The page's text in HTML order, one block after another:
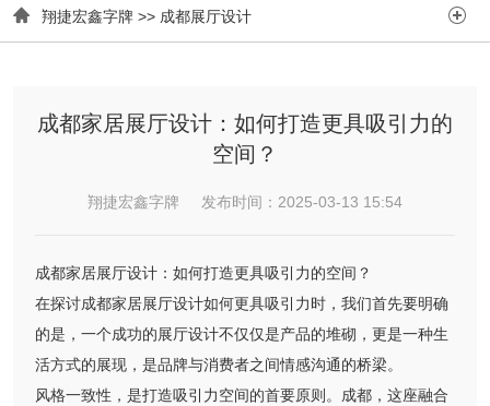
 翔捷宏鑫字牌 >> 成都展厅设计 
成都家居展厅设计：如何打造更具吸引力的
空间？
翔捷宏鑫字牌 发布时间：2025-03-13 15:54
成都家居展厅设计：如何打造更具吸引力的空间？
在探讨成都家居展厅设计如何更具吸引力时，我们首先要明确
的是，一个成功的展厅设计不仅仅是产品的堆砌，更是一种生
活方式的展现，是品牌与消费者之间情感沟通的桥梁。
风格一致性，是打造吸引力空间的首要原则。成都，这座融合